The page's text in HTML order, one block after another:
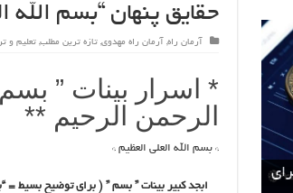
حقایق پنهان “بسم الله
آرمان راه, آرمان راه مهدوی,تازه ترین مطلب,تعلیم و
* اسرار بینات ”
الرحمن الرحیم **
* بسم الله العلی العظیم *
ابجد کبیر بینات ” بسم ” ( برای توضیح بسیط =
مالکان اراضی شاهنامه ۳۵